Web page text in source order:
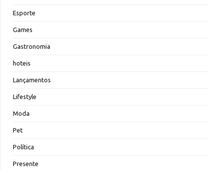
Esporte
Games
Gastronomia
hoteis
Lançamentos
Lifestyle
Moda
Pet
Política
Presente